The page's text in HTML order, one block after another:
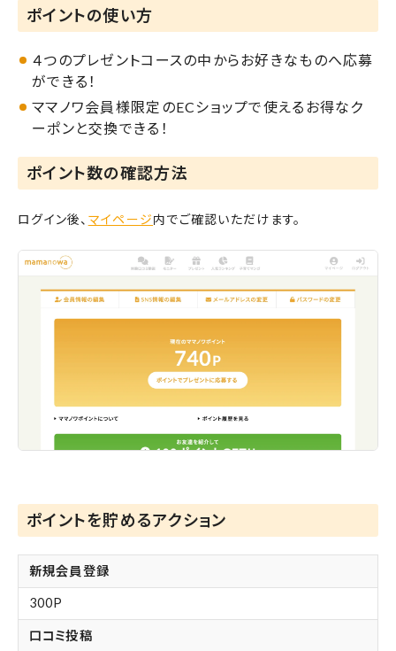
ポイントの使い方
４つのプレゼントコースの中からお好きなものへ応募
ができる！
ママノワ会員様限定のECショップで使えるお得なク
ーポンと交換できる！
ポイント数の確認方法
ログイン後、 マイページ内でご確認いただけます。
ポイントを貯めるアクション
新規会員登録
300P
口コミ投稿